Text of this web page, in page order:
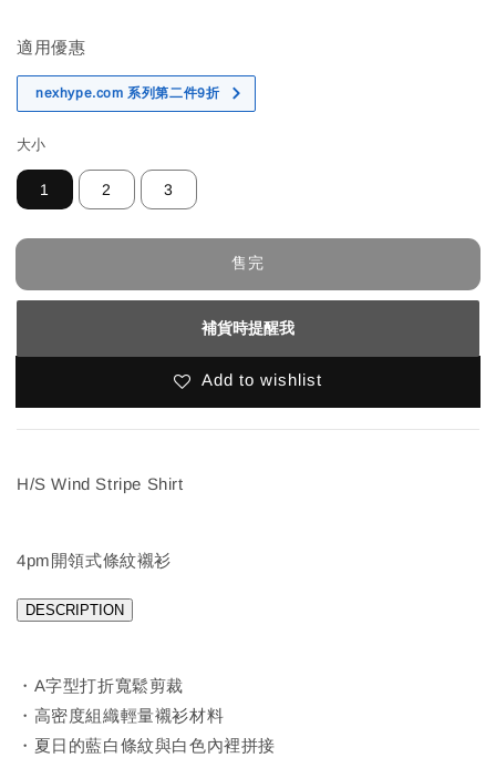
適用優惠
nexhype.com 系列第二件9折
大小
1 2 3
售完
補貨時提醒我
Add to wishlist
H/S Wind Stripe Shirt
4pm開領式條紋襯衫
DESCRIPTION
・A字型打折寬鬆剪裁
・高密度組織輕量襯衫材料
・夏日的藍白條紋與白色內裡拼接